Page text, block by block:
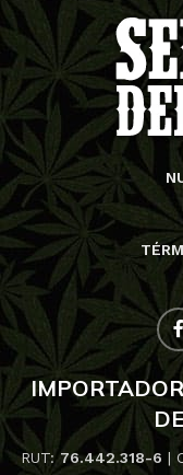
RUT:76.442.318-6 |